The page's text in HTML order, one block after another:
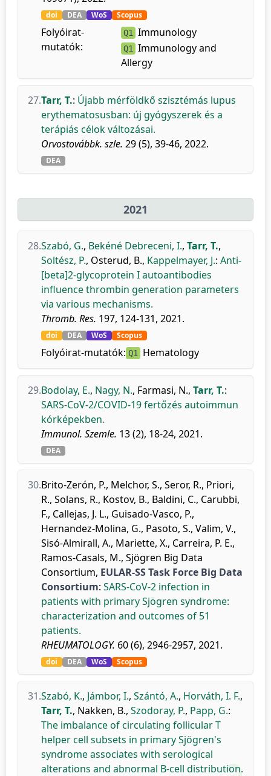
doi DEA WoS Scopus
Folyóirat-
mutatók:
Q1 Immunology
Q1
Immunology and
Allergy
27.Tarr, T.: Újabb mérföldkő szisztémás lupus
erythematosusban: új gyógyszerek és a
terápiás célok változásai.
Orvostovábbk. szle. 29 (5), 39-46, 2022.
DEA
2021
28.Szabó, G., Bekéné Debreceni, I., Tarr, T.,
Soltész, P., Osterud, B., Kappelmayer, J.: Anti-
[beta]2-glycoprotein I autoantibodies
influence thrombin generation parameters
via various mechanisms.
Thromb. Res. 197, 124-131, 2021.
doi DEA WoS Scopus
Folyóirat-mutatók: Q1 Hematology
29.Bodolay, E., Nagy, N., Farmasi, N., Tarr, T.:
SARS-CoV-2/COVID-19 fertőzés autoimmun
kórképekben.
Immunol. Szemle. 13 (2), 18-24, 2021.
DEA
30.Brito-Zerón, P., Melchor, S., Seror, R., Priori,
R., Solans, R., Kostov, B., Baldini, C., Carubbi,
F., Callejas, J. L., Guisado-Vasco, P.,
Hernandez-Molina, G., Pasoto, S., Valim, V.,
Sisó-Almirall, A., Mariette, X., Carreira, P. E.,
Ramos-Casals, M., Sjögren Big Data
Consortium, EULAR-SS Task Force Big Data
Consortium: SARS-CoV-2 infection in
patients with primary Sjögren syndrome:
characterization and outcomes of 51
patients.
RHEUMATOLOGY. 60 (6), 2946-2957, 2021.
doi DEA WoS Scopus
31.Szabó, K., Jámbor, I., Szántó, A., Horváth, I. F.,
Tarr, T., Nakken, B., Szodoray, P., Papp, G.:
The imbalance of circulating follicular T
helper cell subsets in primary Sjögren's
syndrome associates with serological
alterations and abnormal B-cell distribution.